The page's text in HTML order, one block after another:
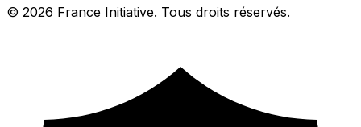
© 2026 France Initiative. Tous droits réservés.